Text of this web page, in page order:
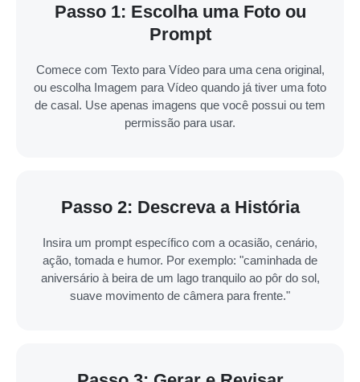
Passo 1: Escolha uma Foto ou
Prompt
Comece com Texto para Vídeo para uma cena original,
ou escolha Imagem para Vídeo quando já tiver uma foto
de casal. Use apenas imagens que você possui ou tem
permissão para usar.
Passo 2: Descreva a História
Insira um prompt específico com a ocasião, cenário,
ação, tomada e humor. Por exemplo: "caminhada de
aniversário à beira de um lago tranquilo ao pôr do sol,
suave movimento de câmera para frente."